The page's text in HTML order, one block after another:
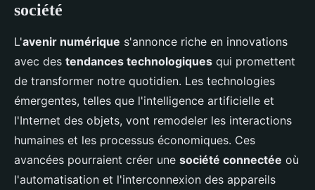
société
L'avenir numérique s'annonce riche en innovations
avec des tendances technologiques qui promettent
de transformer notre quotidien. Les technologies
émergentes, telles que l'intelligence artificielle et
l'Internet des objets, vont remodeler les interactions
humaines et les processus économiques. Ces
avancées pourraient créer une société connectée où
l'automatisation et l'interconnexion des appareils